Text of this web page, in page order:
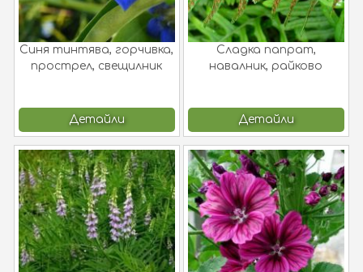
Синя тинтява, горчивка,
прострел, свещилник
Детайли
Сладка папрат,
навалник, райково
Детайли